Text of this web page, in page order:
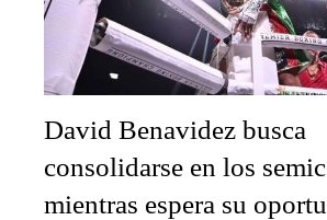
David Benavidez busca
consolidarse en los
mientras espera su